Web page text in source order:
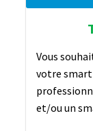
Vous
votre
et/ou un